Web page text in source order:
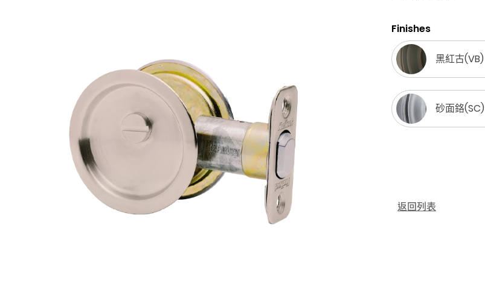
Finishes
黑紅古(VB)
砂面鉻(SC)
返回列表